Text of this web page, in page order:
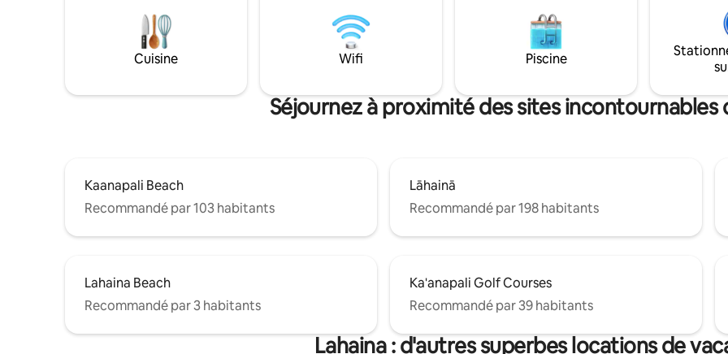
Commodités à proximité : à
minutes en voiture de lieux
comme le Cannery Mall, le
Gateway Center et des
classiques - Ouest de Maui : à
voiture recommandée pour
Cuisine Wifi Piscine
Séjournez à proximité des sites incontournables
Kaanapali Beach
Recommandé par 103 habitants
Lāhainā
Recommandé par 198 habitants
Lahaina Beach
Recommandé par 3 habitants
Ka'anapali Golf Courses
Recommandé par 39 habitants
Lahaina : d'autres superbes locations de